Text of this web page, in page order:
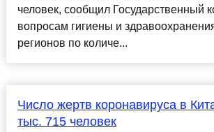
человек, сообщил Государственный
вопросам гигиены и
регионов по количе...
Число жертв коронавируса в
тыс. 715 человек